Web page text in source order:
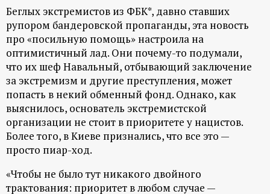
н
н
ы
й
п
о
Беглых экстремистов из ФБК*, давно ставших
рупором бандеровской пропаганды, эта новость
про «посильную помощь» настроила на
оптимистичный лад. Они почему-то подумали,
что их шеф Навальный, отбывающий заключение
за экстремизм и другие преступления, может
попасть в некий обменный фонд. Однако, как
выяснилось, основатель экстремистской
организации не стоит в приоритете у нацистов.
Более того, в Киеве признались, что все это —
просто пиар-ход.
«Чтобы не было тут никакого двойного
трактования: приоритет в любом случае —